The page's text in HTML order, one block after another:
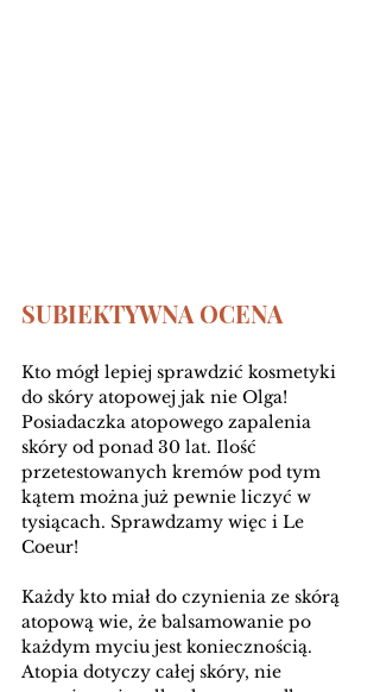
SUBIEKTYWNA OCENA
Kto mógł lepiej sprawdzić kosmetyki
do skóry atopowej jak nie Olga!
Posiadaczka atopowego zapalenia
skóry od ponad 30 lat. Ilość
przetestowanych kremów pod tym
kątem można już pewnie liczyć w
tysiącach. Sprawdzamy więc i Le
Coeur!
Każdy kto miał do czynienia ze skórą
atopową wie, że balsamowanie po
każdym myciu jest koniecznością.
Atopia dotyczy całej skóry, nie